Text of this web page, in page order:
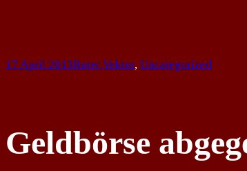
17 April 2013Roter Vektor, Uncategorized
Geldbörse